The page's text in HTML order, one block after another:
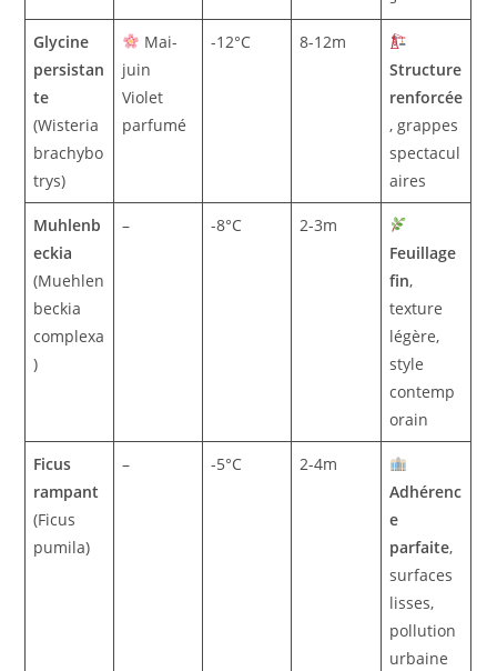
Glycine
persistan
te
(Wisteria
brachybo
trys)
Mai-
juin
Violet
parfumé
-12°C
8-12m
Structure
renforcée
, grappes
spectacul
aires
Muhlenb
eckia
(Muehlen
beckia
complexa
)
– -8°C
2-3m
Feuillage
fin,
texture
légère,
style
contemp
orain
Ficus
rampant
(Ficus
pumila)
– -5°C
2-4m
Adhérenc
e
parfaite,
surfaces
lisses,
pollution
urbaine